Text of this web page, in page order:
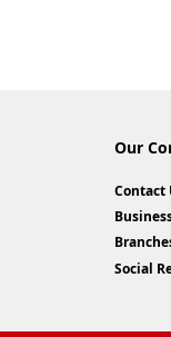
Our
Contact
Social